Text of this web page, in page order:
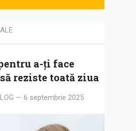
a-ți face
reziste toată ziua
— 6 septembrie 2025